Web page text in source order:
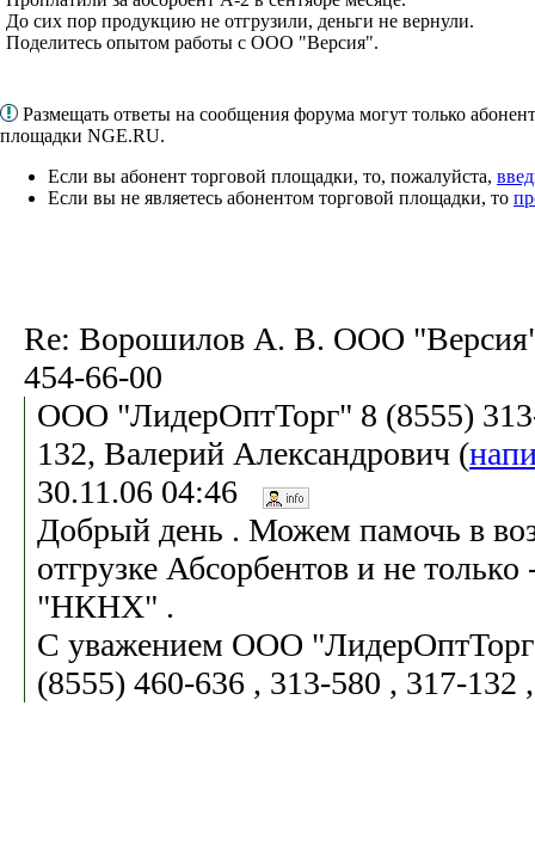
До сих пор продукцию не отгрузили, деньги не вернули.
Поделитесь опытом работы с ООО "Версия".
Размещать ответы на сообщения форума могут только
площадки NGE.RU.
Если вы абонент торговой площадки, то, пожалуйста,
Если вы не являетесь абонентом торговой площадки, то
Re: Ворошилов А. В. ООО
454-66-00
ООО "ЛидерОптТорг" 8 (8555)
132, Валерий Александрович (
30.11.06 04:46
Добрый день . Можем памочь в
отгрузке Абсорбентов и не
"НКНХ" .
С уважением ООО
(8555) 460-636 , 313-580 , 317-132